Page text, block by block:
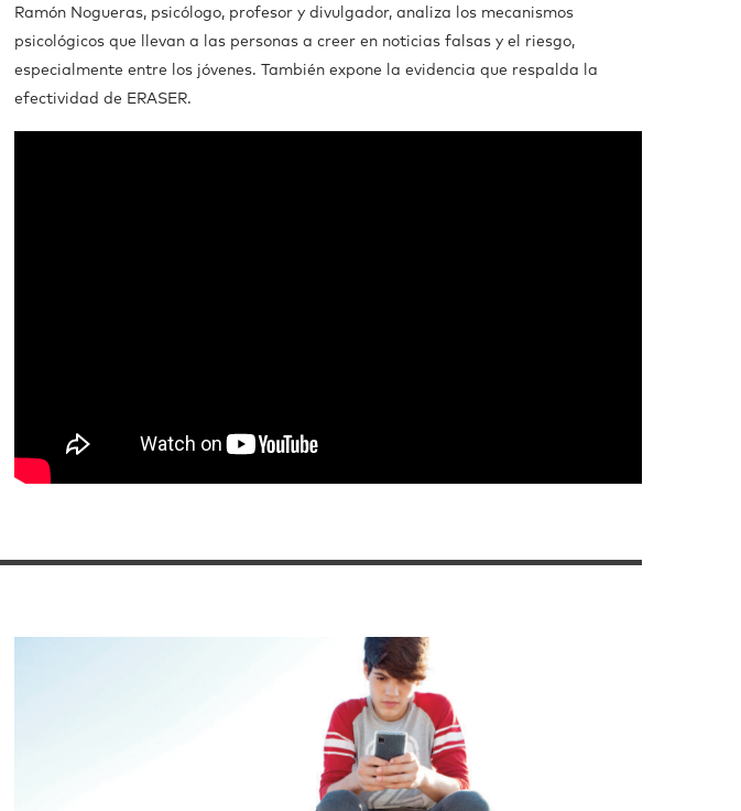
Ramón Nogueras, psicólogo, profesor y divulgador, analiza los mecanismos
psicológicos que llevan a las personas a creer en noticias falsas y el riesgo,
especialmente entre los jóvenes. También expone la evidencia que respalda la
efectividad de ERASER.